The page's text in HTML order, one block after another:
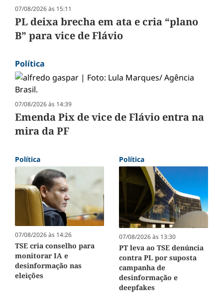
07/08/2026 às 15:11
PL deixa brecha em ata e cria “plano
B” para vice de Flávio
Política
07/08/2026 às 14:39
Emenda Pix de vice de Flávio entra na
mira da PF
Política
07/08/2026 às 14:26
TSE cria conselho para
monitorar IA e
desinformação nas
eleições
Política
07/08/2026 às 13:30
PT leva ao TSE denúncia
contra PL por suposta
campanha de
desinformação e
deepfakes